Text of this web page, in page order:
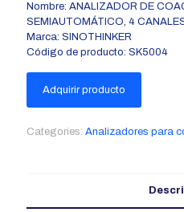
Nombre: ANALIZADOR DE
SEMIAUTOMÁTICO, 4
Marca: SINOTHINKER
Código de producto: SK5004
Adquirir producto
Categories: Analizadores para